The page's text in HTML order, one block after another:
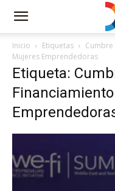
Inicio Etiquetas
Mujeres Emprendedoras
Etiqueta: